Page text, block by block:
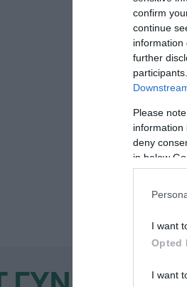
confirm
continue
information
further
Please
information
deny
in below
I want
Opted
I want